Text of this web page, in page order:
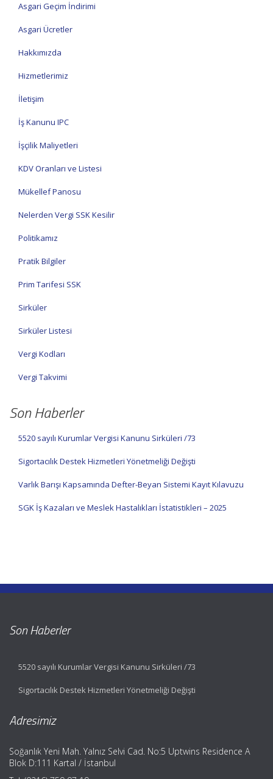
Asgari Geçim İndirimi
Asgari Ücretler
Hakkımızda
Hizmetlerimiz
İletişim
İş Kanunu IPC
İşçilik Maliyetleri
KDV Oranları ve Listesi
Mükellef Panosu
Nelerden Vergi SSK Kesilir
Politikamız
Pratik Bilgiler
Prim Tarifesi SSK
Sirküler
Sirküler Listesi
Vergi Kodları
Vergi Takvimi
Son Haberler
5520 sayılı Kurumlar Vergisi Kanunu Sirküleri /73
Sigortacılık Destek Hizmetleri Yönetmeliği Değişti
Varlık Barışı Kapsamında Defter-Beyan Sistemi Kayıt Kılavuzu
SGK İş Kazaları ve Meslek Hastalıkları İstatistikleri – 2025
Son Haberler
5520 sayılı Kurumlar Vergisi Kanunu Sirküleri /73
Sigortacılık Destek Hizmetleri Yönetmeliği Değişti
Adresimiz
Soğanlık Yeni Mah. Yalnız Selvi Cad. No:5 Uptwins Residence A
Blok D:111 Kartal / İstanbul